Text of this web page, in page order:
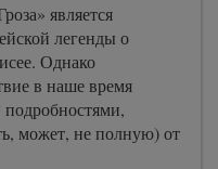
является
легенды о
Однако
в наше время
подробностями,
может, не полную) от